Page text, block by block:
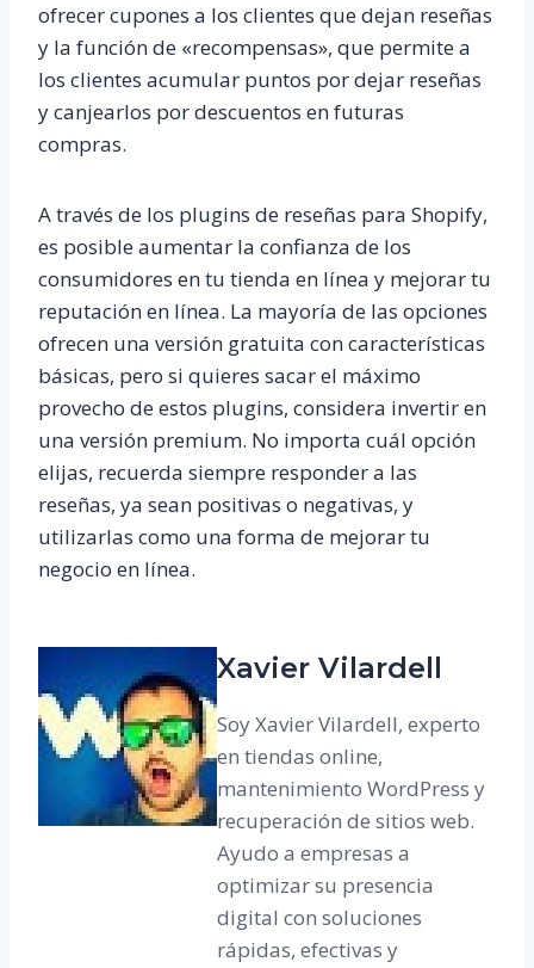
ofrecer cupones a los clientes que dejan reseñas
y la función de «recompensas», que permite a
los clientes acumular puntos por dejar reseñas
y canjearlos por descuentos en futuras
compras.
A través de los plugins de reseñas para Shopify,
es posible aumentar la confianza de los
consumidores en tu tienda en línea y mejorar tu
reputación en línea. La mayoría de las opciones
ofrecen una versión gratuita con características
básicas, pero si quieres sacar el máximo
provecho de estos plugins, considera invertir en
una versión premium. No importa cuál opción
elijas, recuerda siempre responder a las
reseñas, ya sean positivas o negativas, y
utilizarlas como una forma de mejorar tu
negocio en línea.
Xavier Vilardell
Soy Xavier Vilardell, experto
en tiendas online,
mantenimiento WordPress y
recuperación de sitios web.
Ayudo a empresas a
optimizar su presencia
digital con soluciones
rápidas, efectivas y